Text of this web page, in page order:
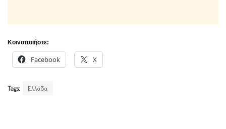
Κοινοποιήστε:
Facebook X
Tags: Ελλάδα